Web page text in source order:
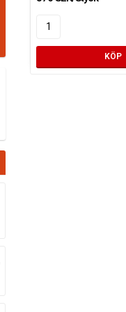
KÖP